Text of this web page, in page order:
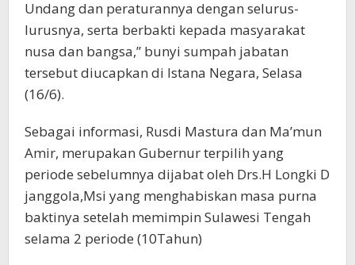
Undang dan peraturannya dengan selurus-
lurusnya, serta berbakti kepada masyarakat
nusa dan bangsa,” bunyi sumpah jabatan
tersebut diucapkan di Istana Negara, Selasa
(16/6).
Sebagai informasi, Rusdi Mastura dan Ma’mun
Amir, merupakan Gubernur terpilih yang
periode sebelumnya dijabat oleh Drs.H Longki D
janggola,Msi yang menghabiskan masa purna
baktinya setelah memimpin Sulawesi Tengah
selama 2 periode (10Tahun)